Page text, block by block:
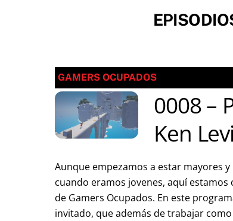
GAMERS OCUPADOS
0008 –
Ken
Aunque empezamos a estar mayores
cuando eramos jovenes, aquí
de Gamers Ocupados. En este
invitado, que además de trabajar